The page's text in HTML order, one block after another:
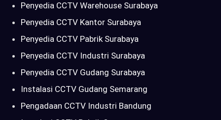
Penyedia CCTV Warehouse Surabaya
Penyedia CCTV Kantor Surabaya
Penyedia CCTV Pabrik Surabaya
Penyedia CCTV Industri Surabaya
Penyedia CCTV Gudang Surabaya
Instalasi CCTV Gudang Semarang
Pengadaan CCTV Industri Bandung